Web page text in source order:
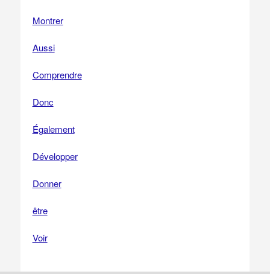
Montrer
Aussi
Comprendre
Donc
Également
Développer
Donner
être
Voir